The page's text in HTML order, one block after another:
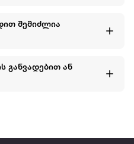
შემიძლია
განვადებით ან